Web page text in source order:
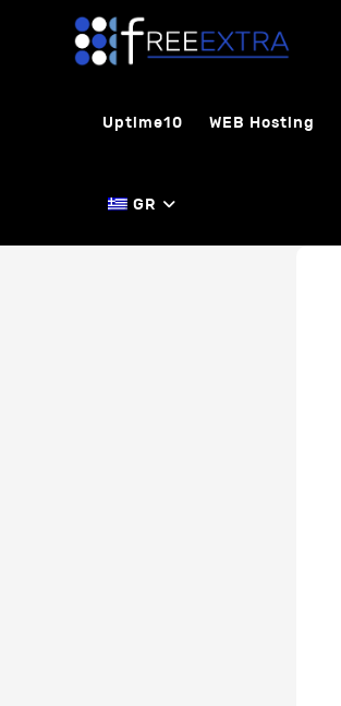
Uptime10 WEB Hosting
GR